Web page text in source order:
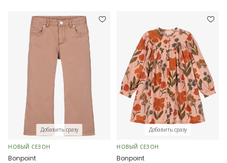
Добавить сразу
НОВЫЙ СЕЗОН
Bonpoint
Добавить сразу
НОВЫЙ СЕЗОН
Bonpoint